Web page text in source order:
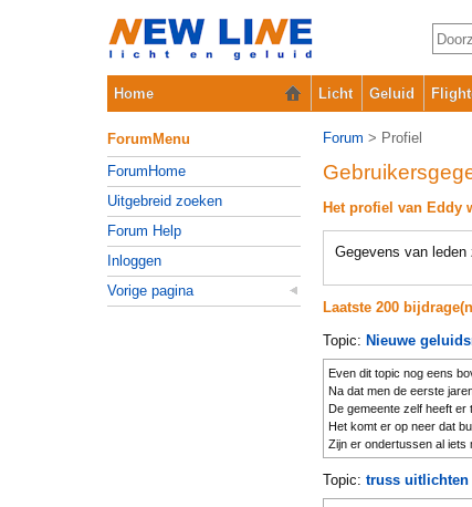
Home Licht Geluid
Forum > Profiel
Het profiel van Eddy
Gegevens van leden
Laatste 200
Topic: Nieuwe
Even dit topic nog eens
Na dat men de eerste
De gemeente zelf heeft er
Het komt er op neer dat
Zijn er ondertussen al iets
Topic: truss uitlichten
ForumMenu
ForumHome
Uitgebreid zoeken
Forum Help
Inloggen
Vorige pagina